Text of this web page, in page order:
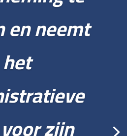
en neemt
het